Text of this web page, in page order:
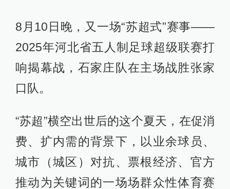
8月10日晚，又一场“苏超式”赛事——
2025年河北省五人制足球超级联赛打
响揭幕战，石家庄队在主场战胜张家
口队。
“苏超”横空出世后的这个夏天，在促消
费、扩内需的背景下，以业余球员、
城市（城区）对抗、票根经济、官方
推动为关键词的一场场群众性体育赛